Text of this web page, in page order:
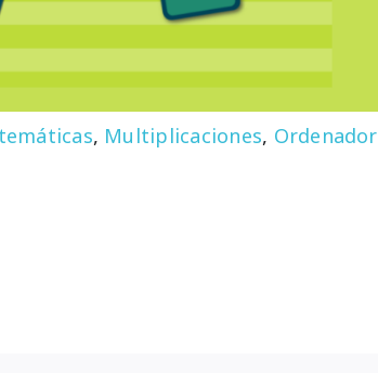
, Multiplicaciones, Ordenador